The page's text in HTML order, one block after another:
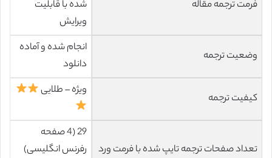
فرمت ترجمه مقاله
شده با قابلیت
ویرایش
وضعیت ترجمه
انجام شده و آماده
دانلود
کیفیت ترجمه
ویژه – طلایی
تعداد صفحات ترجمه تایپ شده با فرمت ورد
29 (4 صفحه
رفرنس انگلیسی)